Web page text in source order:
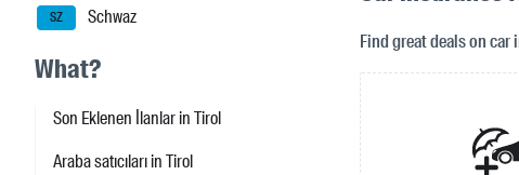
SZ Schwaz
What?
Son Eklenen İlanlar in Tirol
Araba satıcıları in Tirol
Find great deals on